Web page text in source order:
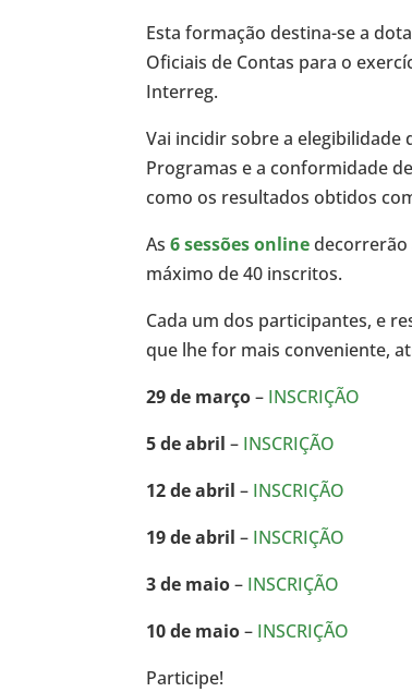
Esta formação destina-se a
Oficiais de Contas para o
Interreg.
Vai incidir sobre a elegibilidade
Programas e a conformidade
como os resultados obtidos
As6 sessões online
máximo de 40 inscritos.
Cada um dos participantes, e
que lhe for mais conveniente,
29 de março– INSCRIÇÃO
5 de abril – INSCRIÇÃO
12 de abril – INSCRIÇÃO
19 de abril – INSCRIÇÃO
3 de maio– INSCRIÇÃO
10 de maio– INSCRIÇÃO
Participe!